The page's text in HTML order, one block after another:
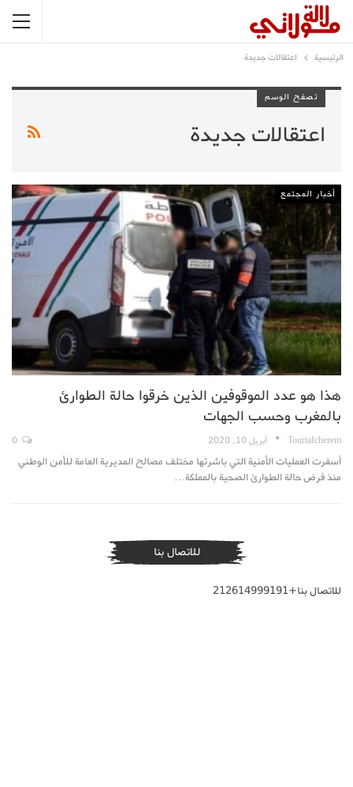
الرئيسية اعتقالات جديدة
تصفح الوسم
اعتقالات جديدة
أخبار المجتمع
هذا هو عدد الموقوفين الذين خرقوا حالة الطوارئ
بالمغرب وحسب الجهات
TouriaIcherem أبريل 10, 2020
أسفرت العمليات الأمنية التي باشرتها مختلف مصالح المديرية العامة للأمن الوطني
منذ فرض حالة الطوارئ الصحية بالمملكة…
للاتصال بنا
للاتصال بنا+212614999191